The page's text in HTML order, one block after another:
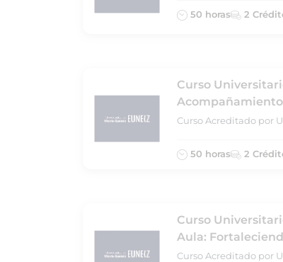
50 horas 2
Curso
Curso Acreditado por
50 horas 2
Curso
Aula:
Curso Acreditado por